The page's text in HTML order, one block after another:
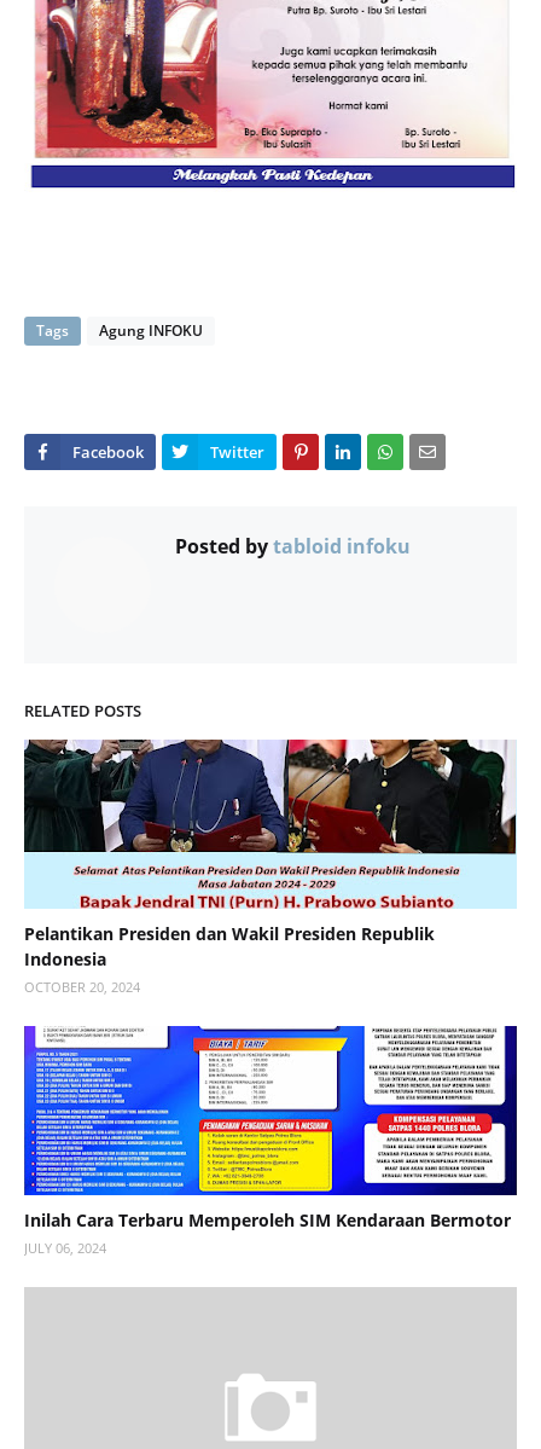
Tags Agung INFOKU
Posted bytabloid infoku
RELATED POSTS
Pelantikan Presiden dan Wakil Presiden Republik
Indonesia
OCTOBER 20, 2024
Inilah Cara Terbaru Memperoleh SIM Kendaraan Bermotor
JULY 06, 2024